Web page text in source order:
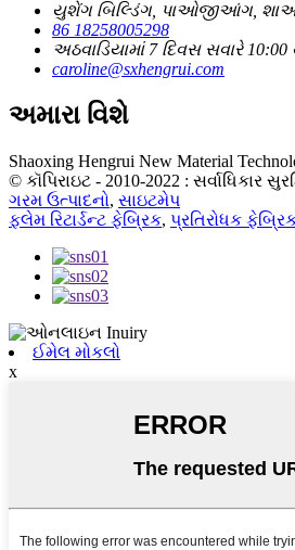
યુશેંગ બિલ્ડિંગ, પાઓજીઆંગ,
86 18258005298
અઠવાડિયામાં 7 દિવસ સવારે
caroline@sxhengrui.com
અમારા વિશે
Shaoxing Hengrui New Material
© કૉપિરાઇટ - 2010-2022 : સર્વાધિકાર
ગરમ ઉત્પાદનો, સાઇટમેપ
ફ્લેમ રિટાર્ડન્ટ ફેબ્રિક, પ્રતિરોધક
ઈમેલ મોકલો
x